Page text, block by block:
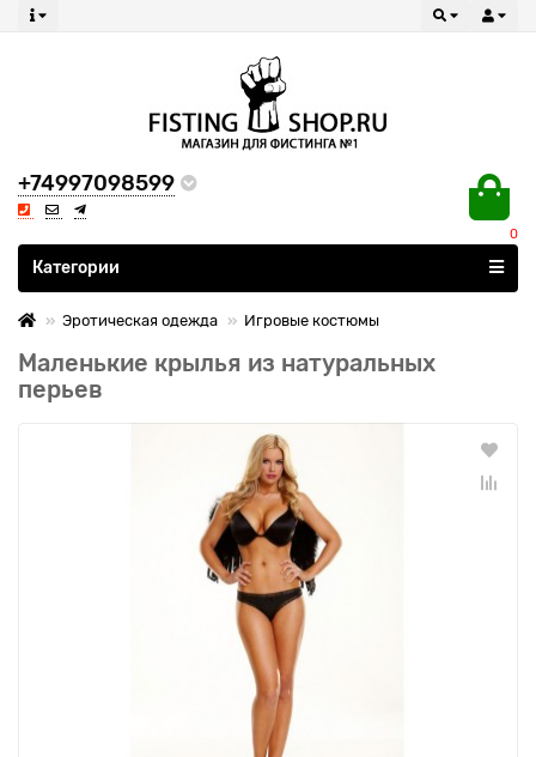
+74997098599
0
Все категории
Категории
Эротическая одежда Игровые костюмы
Маленькие крылья из натуральных
перьев